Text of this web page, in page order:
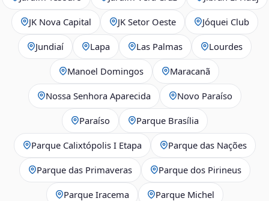
JK Nova Capital JK Setor Oeste Jóquei Club
Jundiaí Lapa Las Palmas Lourdes
Manoel Domingos Maracanã
Nossa Senhora Aparecida Novo Paraíso
Paraíso Parque Brasília
Parque Calixtópolis I Etapa Parque das Nações
Parque das Primaveras Parque dos Pirineus
Parque Iracema Parque Michel